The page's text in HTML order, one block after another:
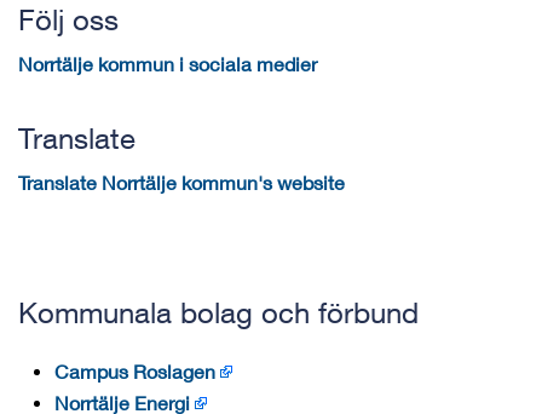
Följ oss
Norrtälje kommun i sociala medier
Translate
Translate Norrtälje kommun's website
Kommunala bolag och förbund
Campus Roslagen
Norrtälje Energi